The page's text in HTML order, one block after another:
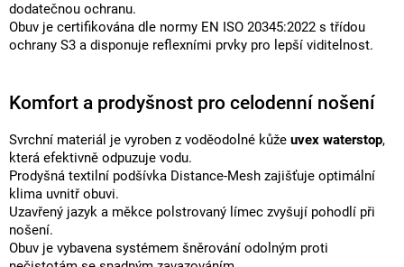
dodatečnou ochranu.
Obuv je certifikována dle normy EN ISO 20345:2022 s třídou
ochrany S3 a disponuje reflexními prvky pro lepší viditelnost.
Komfort a prodyšnost pro celodenní nošení
Svrchní materiál je vyroben z voděodolné kůže uvex waterstop,
která efektivně odpuzuje vodu.
Prodyšná textilní podšívka Distance-Mesh zajišťuje optimální
klima uvnitř obuvi.
Uzavřený jazyk a měkce polstrovaný límec zvyšují pohodlí při
nošení.
Obuv je vybavena systémem šněrování odolným proti